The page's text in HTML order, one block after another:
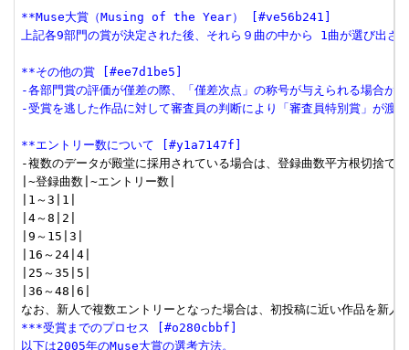
**Muse大賞（Musing of the Year） [#ve56b241]
上記各9部門の賞が決定された後、それら９曲の中から 1曲が選び出さ
**その他の賞 [#ee7d1be5]
-各部門賞の評価が僅差の際、「僅差次点」の称号が与えられる場合が
-受賞を逃した作品に対して審査員の判断により「審査員特別賞」が渡
**エントリー数について [#y1a7147f]
-複数のデータが殿堂に採用されている場合は、登録曲数平方根切捨て
|~登録曲数|~エントリー数|
|1～3|1|
|4～8|2|
|9～15|3|
|16～24|4|
|25～35|5|
|36～48|6|
***受賞までのプロセス [#o280cbbf]
以下は2005年のMuse大賞の選考方法。